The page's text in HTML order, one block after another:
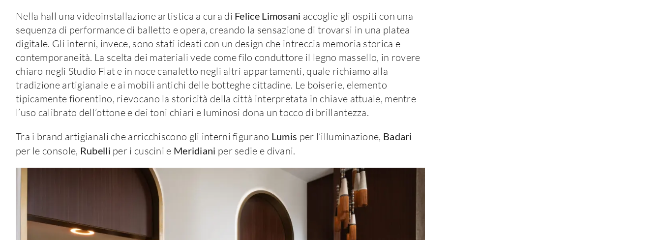
Nella hall una videoinstallazione artistica a cura di Felice Limosani accoglie gli ospiti con una
sequenza di performance di balletto e opera, creando la sensazione di trovarsi in una platea
digitale. Gli interni, invece, sono stati ideati con un design che intreccia memoria storica e
contemporaneità. La scelta dei materiali vede come filo conduttore il legno massello, in rovere
chiaro negli Studio Flat e in noce canaletto negli altri appartamenti, quale richiamo alla
tradizione artigianale e ai mobili antichi delle botteghe cittadine. Le boiserie, elemento
tipicamente fiorentino, rievocano la storicità della città interpretata in chiave attuale, mentre
l’uso calibrato dell’ottone e dei toni chiari e luminosi dona un tocco di brillantezza.
Tra i brand artigianali che arricchiscono gli interni figurano Lumis per l’illuminazione, Badari
per le console, Rubelli per i cuscini e Meridiani per sedie e divani.